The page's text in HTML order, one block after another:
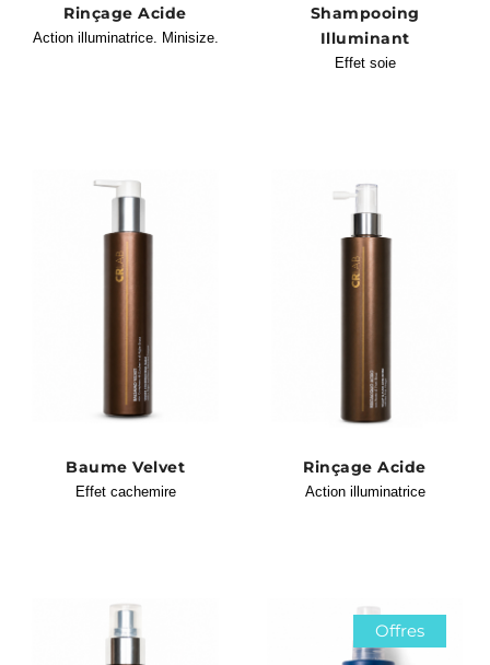
Rinçage Acide
Action illuminatrice. Minisize.
Shampooing
Illuminant
Effet soie
Baume Velvet
Effet cachemire
Rinçage Acide
Action illuminatrice
Offres